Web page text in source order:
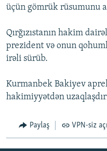
BIZIMLƏ ƏLAQƏ
üçün gömrük rüsumunu
Qırğızıstanın hakim
prezident və onun
irəli sürüb.
Kurmanbek Bakiyev
hakimiyyətdən
Paylaş VPN-siz